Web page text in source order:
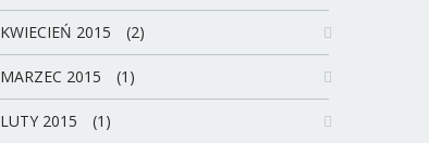
KWIECIEŃ 2015 (2)
MARZEC 2015 (1)
LUTY 2015 (1)